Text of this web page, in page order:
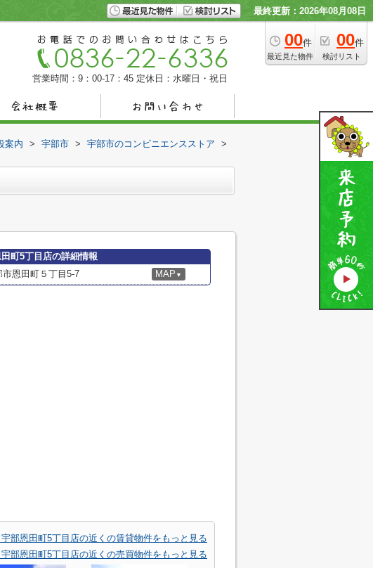
最終更新：2026年08月08日
00件
最近見た物件
00件
検討リスト
営業時間：9：00-17：45 定休日：水曜日・祝日
案内 > 宇部市 > 宇部市のコンビニエンスストア
>
町5丁目店の詳細情報
市恩田町５丁目5-7 MAP ▼
部恩田町5丁目店の近くの賃貸物件をもっと見る
部恩田町5丁目店の近くの売買物件をもっと見る